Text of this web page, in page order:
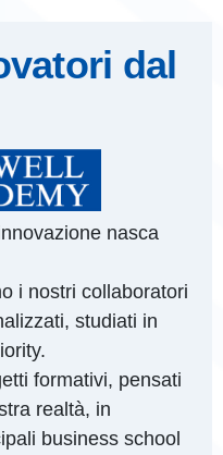
dal
nasca
i nostri collaboratori
studiati in
formativi, pensati
realtà, in
business school